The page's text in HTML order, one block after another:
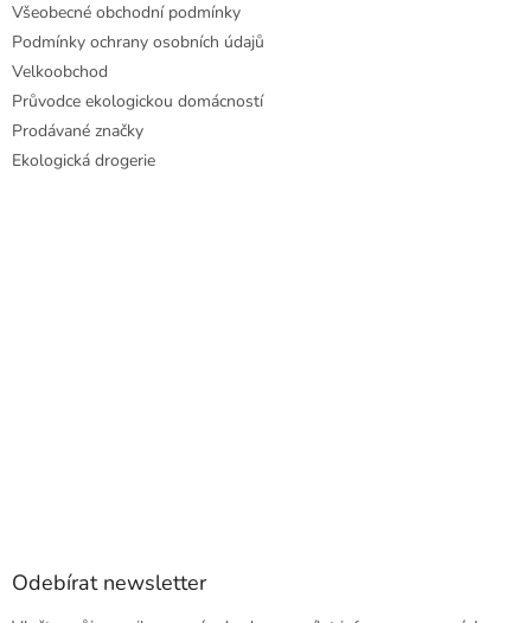
Všeobecné obchodní podmínky
Podmínky ochrany osobních údajů
Velkoobchod
Průvodce ekologickou domácností
Prodávané značky
Ekologická drogerie
Odebírat newsletter